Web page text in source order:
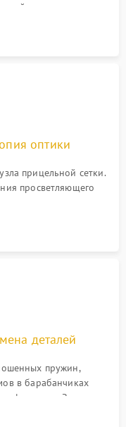
пружин и
люфта, смещения
оптики
прицельной сетки.
просветляющего
очистка стекол
гравированной
деталей
пружин,
в барабанчиках
Замена
восстановление